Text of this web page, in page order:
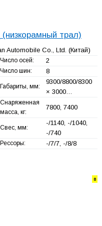
(низкорамный трал)
Automobile Co., Ltd. (Китай)
Число осей: 2
Число шин: 8
Габариты, мм:
9300/8800/8300
× 3000…
Снаряженная
масса, кг:
7800, 7400
Свес, мм:
-/1140, -/1040,
-/740
Рессоры: -/7/7, -/8/8
8